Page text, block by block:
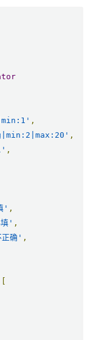
,
,
,
' ,
' ,
正确' ,